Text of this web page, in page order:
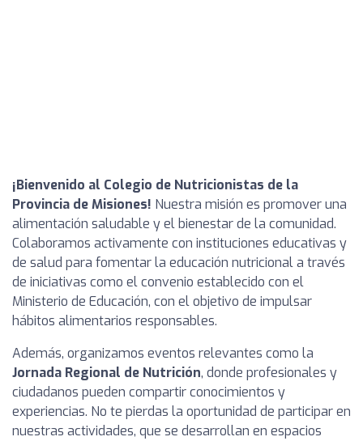
¡Bienvenido al Colegio de Nutricionistas de la
Provincia de Misiones! Nuestra misión es promover una
alimentación saludable y el bienestar de la comunidad.
Colaboramos activamente con instituciones educativas y
de salud para fomentar la educación nutricional a través
de iniciativas como el convenio establecido con el
Ministerio de Educación, con el objetivo de impulsar
hábitos alimentarios responsables.
Además, organizamos eventos relevantes como la
Jornada Regional de Nutrición, donde profesionales y
ciudadanos pueden compartir conocimientos y
experiencias. No te pierdas la oportunidad de participar en
nuestras actividades, que se desarrollan en espacios